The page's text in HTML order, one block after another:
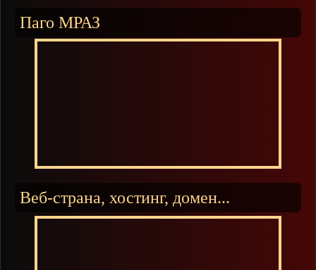
Паго МРАЗ
Веб-страна, хостинг, домен...